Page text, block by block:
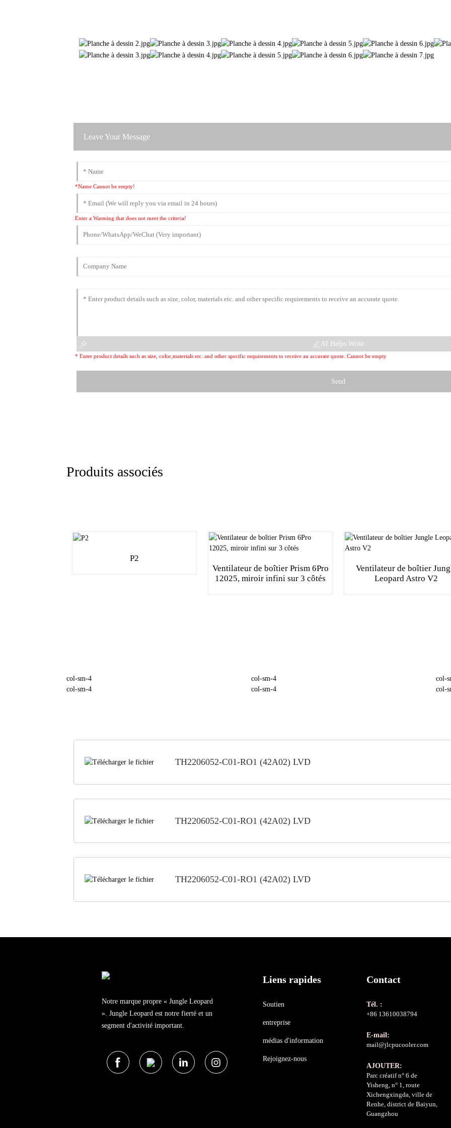
Leave Your Message
*Name Cannot be empty!
Enter a Warming that does not meet the criteria!
* Enter product details such as size, color,materials etc. and other specific requirements to receive an accurate quote. Cannot be empty
AI Helps Write
Send
Produits associés
P2
Ventilateur de boîtier Prism 6Pro
12025, miroir infini sur 3 côtés
Ventilateur de boîtier
Leopard Astro V2
col-sm-4 col-sm-4
col-
col-sm-4
col-sm-4 col-
TH2206052-C01-RO1 (42A02) LVD
TH2206052-C01-RO1 (42A02) LVD
TH2206052-C01-RO1 (42A02) LVD
Notre marque propre « Jungle Leopard
». Jungle Leopard est notre fierté et un
segment d'activité important.
Liens rapides
Soutien
entreprise
médias d'information
Rejoignez-nous
Contact
Tél. :
+86 13610038794
E-mail:
mail@jlcpucooler.com
AJOUTER:
Parc créatif n° 6 de
Yisheng, n° 1, route
Xichengxingda, ville de
Renhe, district de Baiyun,
Guangzhou